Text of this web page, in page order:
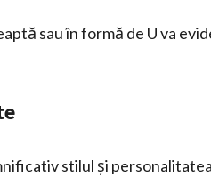
sau în formă de U va
stilul și